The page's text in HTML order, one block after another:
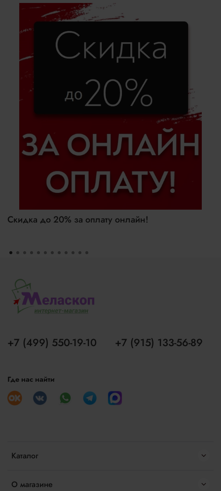
Скидка до 20% за оплату онлайн!
Каталог
О магазине
+7 (499) 550-19-10 +7 (915) 133-56-89
Где нас найти